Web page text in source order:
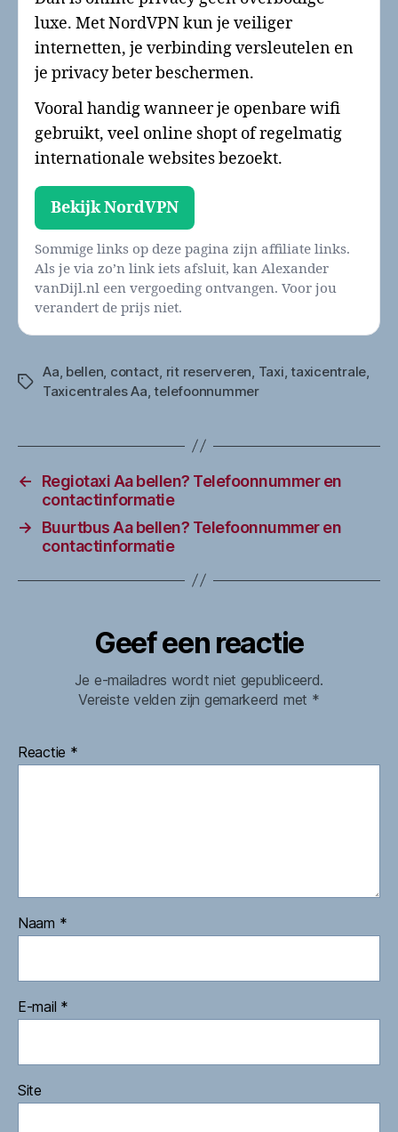
luxe. Met NordVPN kun je veiliger
internetten, je verbinding versleutelen en
je privacy beter beschermen.
Vooral handig wanneer je openbare wifi
gebruikt, veel online shopt of regelmatig
internationale websites bezoekt.
Bekijk NordVPN
Sommige links op deze pagina zijn affiliate links.
Als je via zo’n link iets afsluit, kan Alexander
vanDijl.nl een vergoeding ontvangen. Voor jou
verandert de prijs niet.
Tags
Aa bellen contact rit reserveren Taxi ,taxicentrale
Taxicentrales Aa ,telefoonnummer
←
Regiotaxi Aa bellen? Telefoonnummer en
contactinformatie
→
Buurtbus Aa bellen? Telefoonnummer en
contactinformatie
Geef een reactie
Je e-mailadres wordt niet gepubliceerd.
Vereiste velden zijn gemarkeerd met *
Reactie *
Naam *
E-mail *
Site